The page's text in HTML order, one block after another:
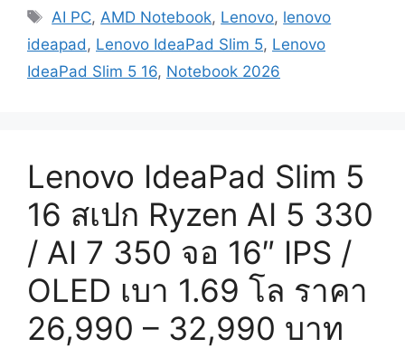
Tags
AI PC, AMD Notebook, Lenovo, lenovo
ideapad , Lenovo IdeaPad Slim 5, Lenovo
IdeaPad Slim 5 16, Notebook 2026
Lenovo IdeaPad Slim 5
16 สเปก Ryzen AI 5 330
/ AI 7 350 จอ 16″ IPS /
OLED เบา 1.69 โล ราคา
26,990 – 32,990 บาท